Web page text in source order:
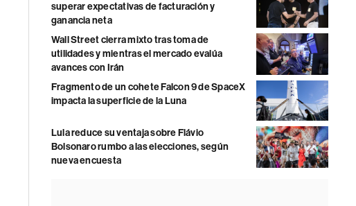
superar expectativas de facturación y
ganancia neta
Wall Street cierra mixto tras toma de
utilidades y mientras el mercado evalúa
avances con Irán
Fragmento de un cohete Falcon 9 de SpaceX
impacta la superficie de la Luna
Lula reduce su ventaja sobre Flávio
Bolsonaro rumbo a las elecciones, según
nueva encuesta